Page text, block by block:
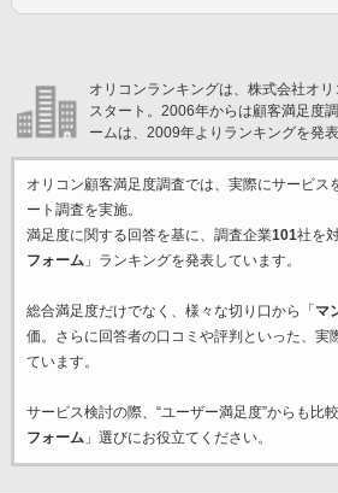
オリコンランキングは、株式会社オ
スタート。2006年からは顧客満足度
ームは、2009年よりランキングを発表
オリコン顧客満足度調査では、実際にサービス
ート調査を実施。
満足度に関する回答を基に、調査企業101社を
フォーム」ランキングを発表しています。
総合満足度だけでなく、様々な切り口から「 マ
価。さらに回答者の口コミや評判といった、実
ています。
サービス検討の際、“ユーザー満足度”からも比
フォーム」選びにお役立てください。